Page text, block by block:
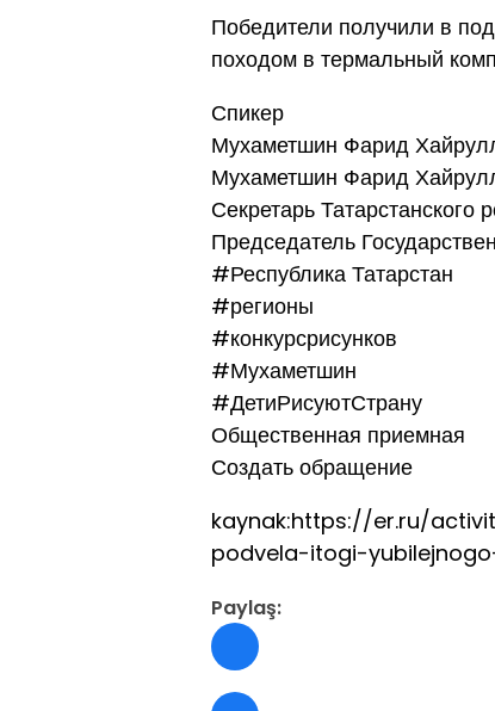
Победители получили в
походом в термальный
Спикер
Мухаметшин Фарид
Мухаметшин Фарид
Секретарь Татарстанского
Председатель
#Республика Татарстан
#регионы
#конкурсрисунков
#Мухаметшин
#ДетиРисуютСтрану
Общественная приемная
Создать обращение
kaynak:https://er.ru/
podvela-itogi-
Paylaş: